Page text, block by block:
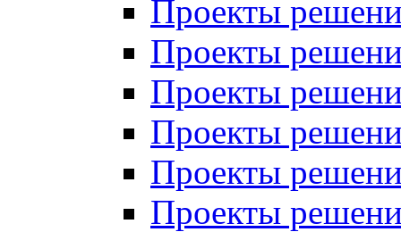
Проекты
Проекты
Проекты
Проекты
Проекты
Проекты